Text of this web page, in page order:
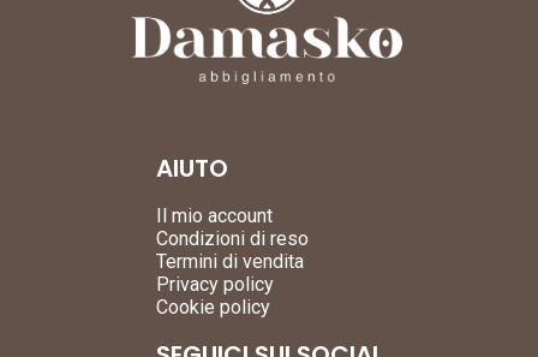
AIUTO
Il mio account
Condizioni di reso
Termini di vendita
Privacy policy
Cookie policy